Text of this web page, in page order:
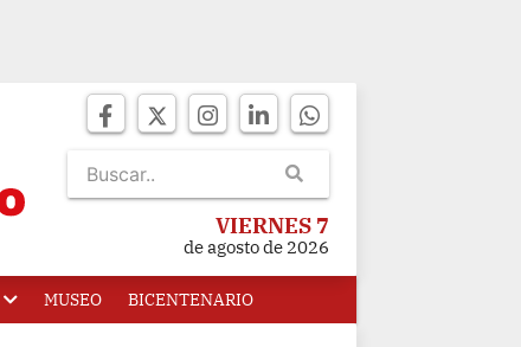
VIERNES 7
de agosto de 2026
MUSEO BICENTENARIO